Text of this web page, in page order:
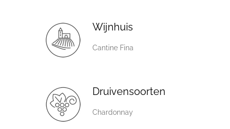
Wijnhuis
Cantine Fina
Druivensoorten
Chardonnay